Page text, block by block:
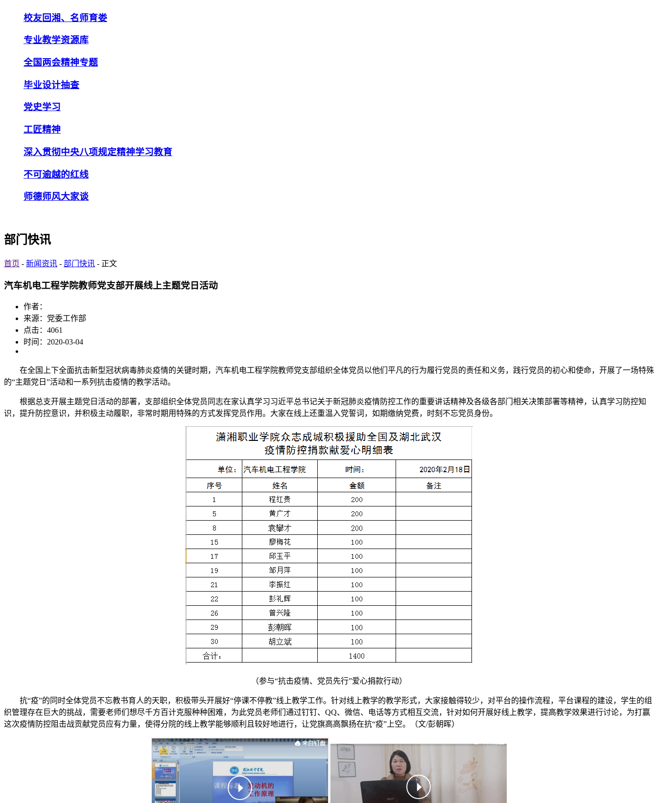
校友回湘、名师育娄
专业教学资源库
全国两会精神专题
毕业设计抽查
党史学习
工匠精神
深入贯彻中央八项规定精神学习教育
不可逾越的红线
师德师风大家谈
部门快讯
首页 - 新闻资讯 - 部门快讯 - 正文
汽车机电工程学院教师党支部开展线上主题党日活动
作者：
来源：党委工作部
点击： 4061
时间：2020-03-04
在全国上下全面抗击新型冠状病毒肺炎疫情的关键时期，汽车机电工程学院教师党支部组织全体党员以他们平凡的行为履行党员的责任和义务，践行党员的初心和使命，开展了一场特殊
的“主题党日”活动和一系列抗击疫情的教学活动。
根据总支开展主题党日活动的部署，支部组织全体党员同志在家认真学习习近平总书记关于新冠肺炎疫情防控工作的重要讲话精神及各级各部门相关决策部署等精神，认真学习防控知
识，提升防控意识，并积极主动履职，非常时期用特殊的方式发挥党员作用。大家在线上还重温入党誓词，如期缴纳党费，时刻不忘党员身份。
（参与“抗击疫情、党员先行”爱心捐款行动）
抗“疫”的同时全体党员不忘教书育人的天职，积极带头开展好“停课不停教”线上教学工作。针对线上教学的教学形式，大家接触得较少，对平台的操作流程，平台课程的建设，学生的组
织管理存在巨大的挑战，需要老师们想尽千方百计克服种种困难，为此党员老师们通过钉钉、QQ、微信、电话等方式相互交流，针对如何开展好线上教学，提高教学效果进行讨论，为打赢
这次疫情防控阻击战贡献党员应有力量，使得分院的线上教学能够顺利且较好地进行，让党旗高高飘扬在抗“疫”上空。（文/彭朝晖）